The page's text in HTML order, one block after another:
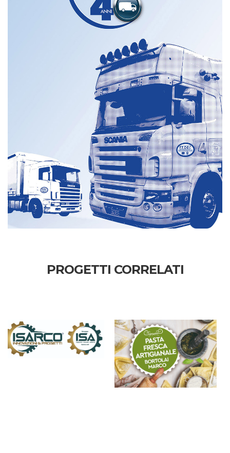
PROGETTI CORRELATI